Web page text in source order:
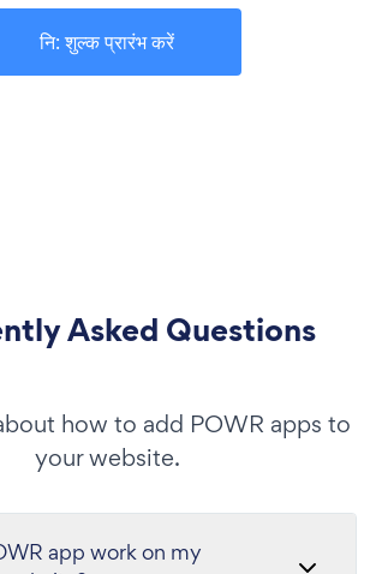
नि: शुल्क प्रारंभ करें
Asked Questions
how to add POWR apps to
your website.
app work on my